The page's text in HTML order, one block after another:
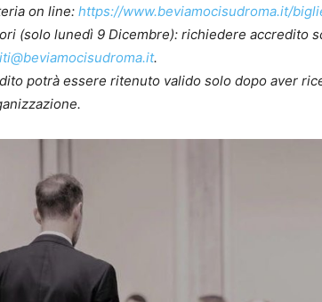
on line: https://www.beviamocisudroma.it/
(solo lunedì 9 Dicembre): richiedere accredito
.
potrà essere ritenuto valido solo dopo aver